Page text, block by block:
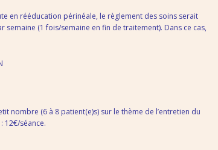
en rééducation périnéale, le règlement des soins serait
(1 fois/semaine en fin de traitement). Dans ce cas,
nombre (6 à 8 patient(e)s) sur le thème de l’entretien du
12€/séance.